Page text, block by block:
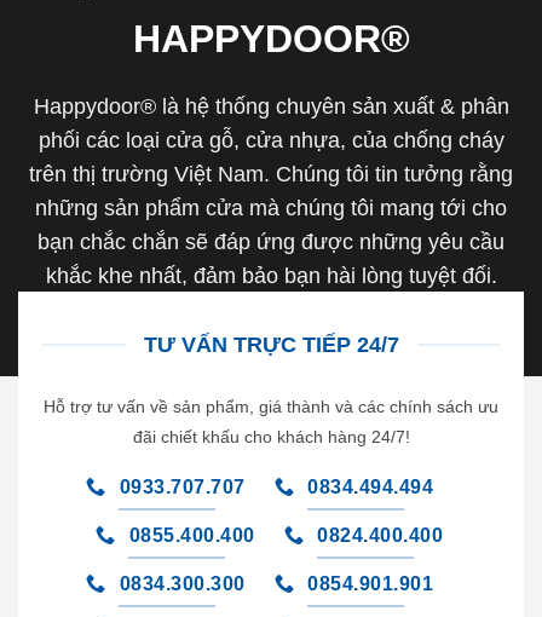
HAPPYDOOR®
Happydoor® là hệ thống chuyên sản xuất & phân
phối các loại cửa gỗ, cửa nhựa, của chống cháy
trên thị trường Việt Nam. Chúng tôi tin tưởng rằng
những sản phẩm cửa mà chúng tôi mang tới cho
bạn chắc chắn sẽ đáp ứng được những yêu cầu
khắc khe nhất, đảm bảo bạn hài lòng tuyệt đối.
TƯ VẤN TRỰC TIẾP 24/7
Hỗ trợ tư vấn về sản phẩm, giá thành và các chính sách ưu
đãi chiết khấu cho khách hàng 24/7!
0933.707.707 0834.494.494
0855.400.400 0824.400.400
0834.300.300 0854.901.901